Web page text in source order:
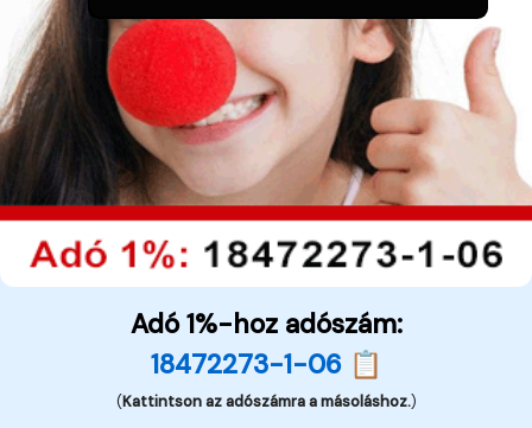
Adó 1%-hoz adószám:
18472273-1-06 📋
(Kattintson az adószámra a másoláshoz.)